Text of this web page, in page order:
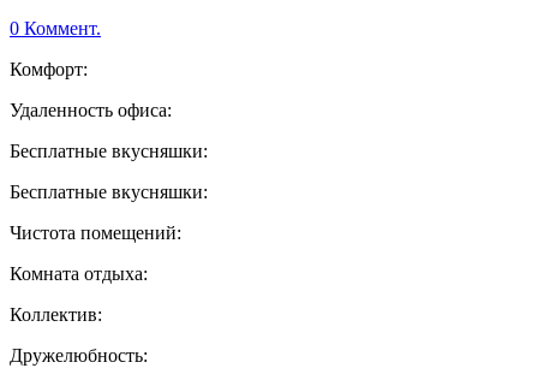
0 Коммент.
Комфорт:
Удаленность офиса:
Бесплатные вкусняшки:
Бесплатные вкусняшки:
Чистота помещений:
Комната отдыха:
Коллектив:
Дружелюбность: